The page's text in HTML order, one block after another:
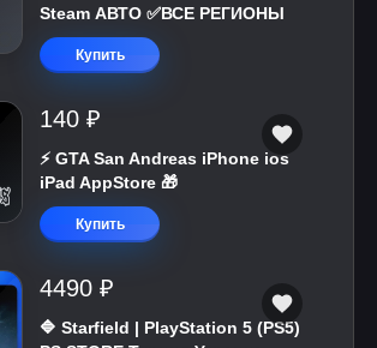
Steam АВТО ✅ВСЕ РЕГИОНЫ
Купить
140 ₽
⚡️ GTA San Andreas iPhone ios
iPad AppStore 🎁
Купить
4490 ₽
🔷 Starfield | PlayStation 5 (PS5)